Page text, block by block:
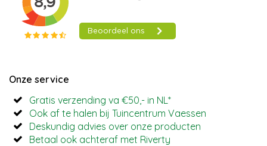
Onze service
Gratis verzending va €50,- in NL*
Ook af te halen bij Tuincentrum Vaessen
Deskundig advies over onze producten
Betaal ook achteraf met Riverty